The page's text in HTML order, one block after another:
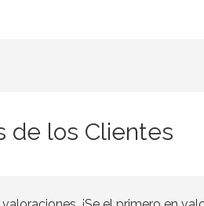
de los Clientes